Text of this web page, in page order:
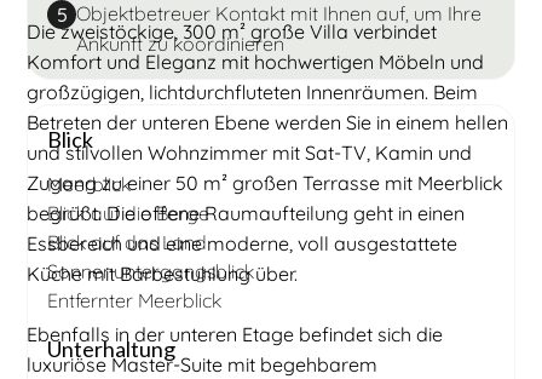
Die zweistöckige, 300 m² große Villa verbindet
Komfort und Eleganz mit hochwertigen Möbeln und
großzügigen, lichtdurchfluteten Innenräumen. Beim
Betreten der unteren Ebene werden Sie in einem hellen
und stilvollen Wohnzimmer mit Sat-TV, Kamin und
Zugang zu einer 50 m² großen Terrasse mit Meerblick
begrüßt. Die offene Raumaufteilung geht in einen
Essbereich und eine moderne, voll ausgestattete
Küche mit Barbestuhlung über.
Ebenfalls in der unteren Etage befindet sich die
luxuriöse Master-Suite mit begehbarem
5 Objektbetreuer Kontakt mit Ihnen auf, um Ihre
Ankunft zu koordinieren
Blick
Meerblick
Blick auf die Berge
Blick auf das Land
Sonnenuntergangsblick
Entfernter Meerblick
Unterhaltung